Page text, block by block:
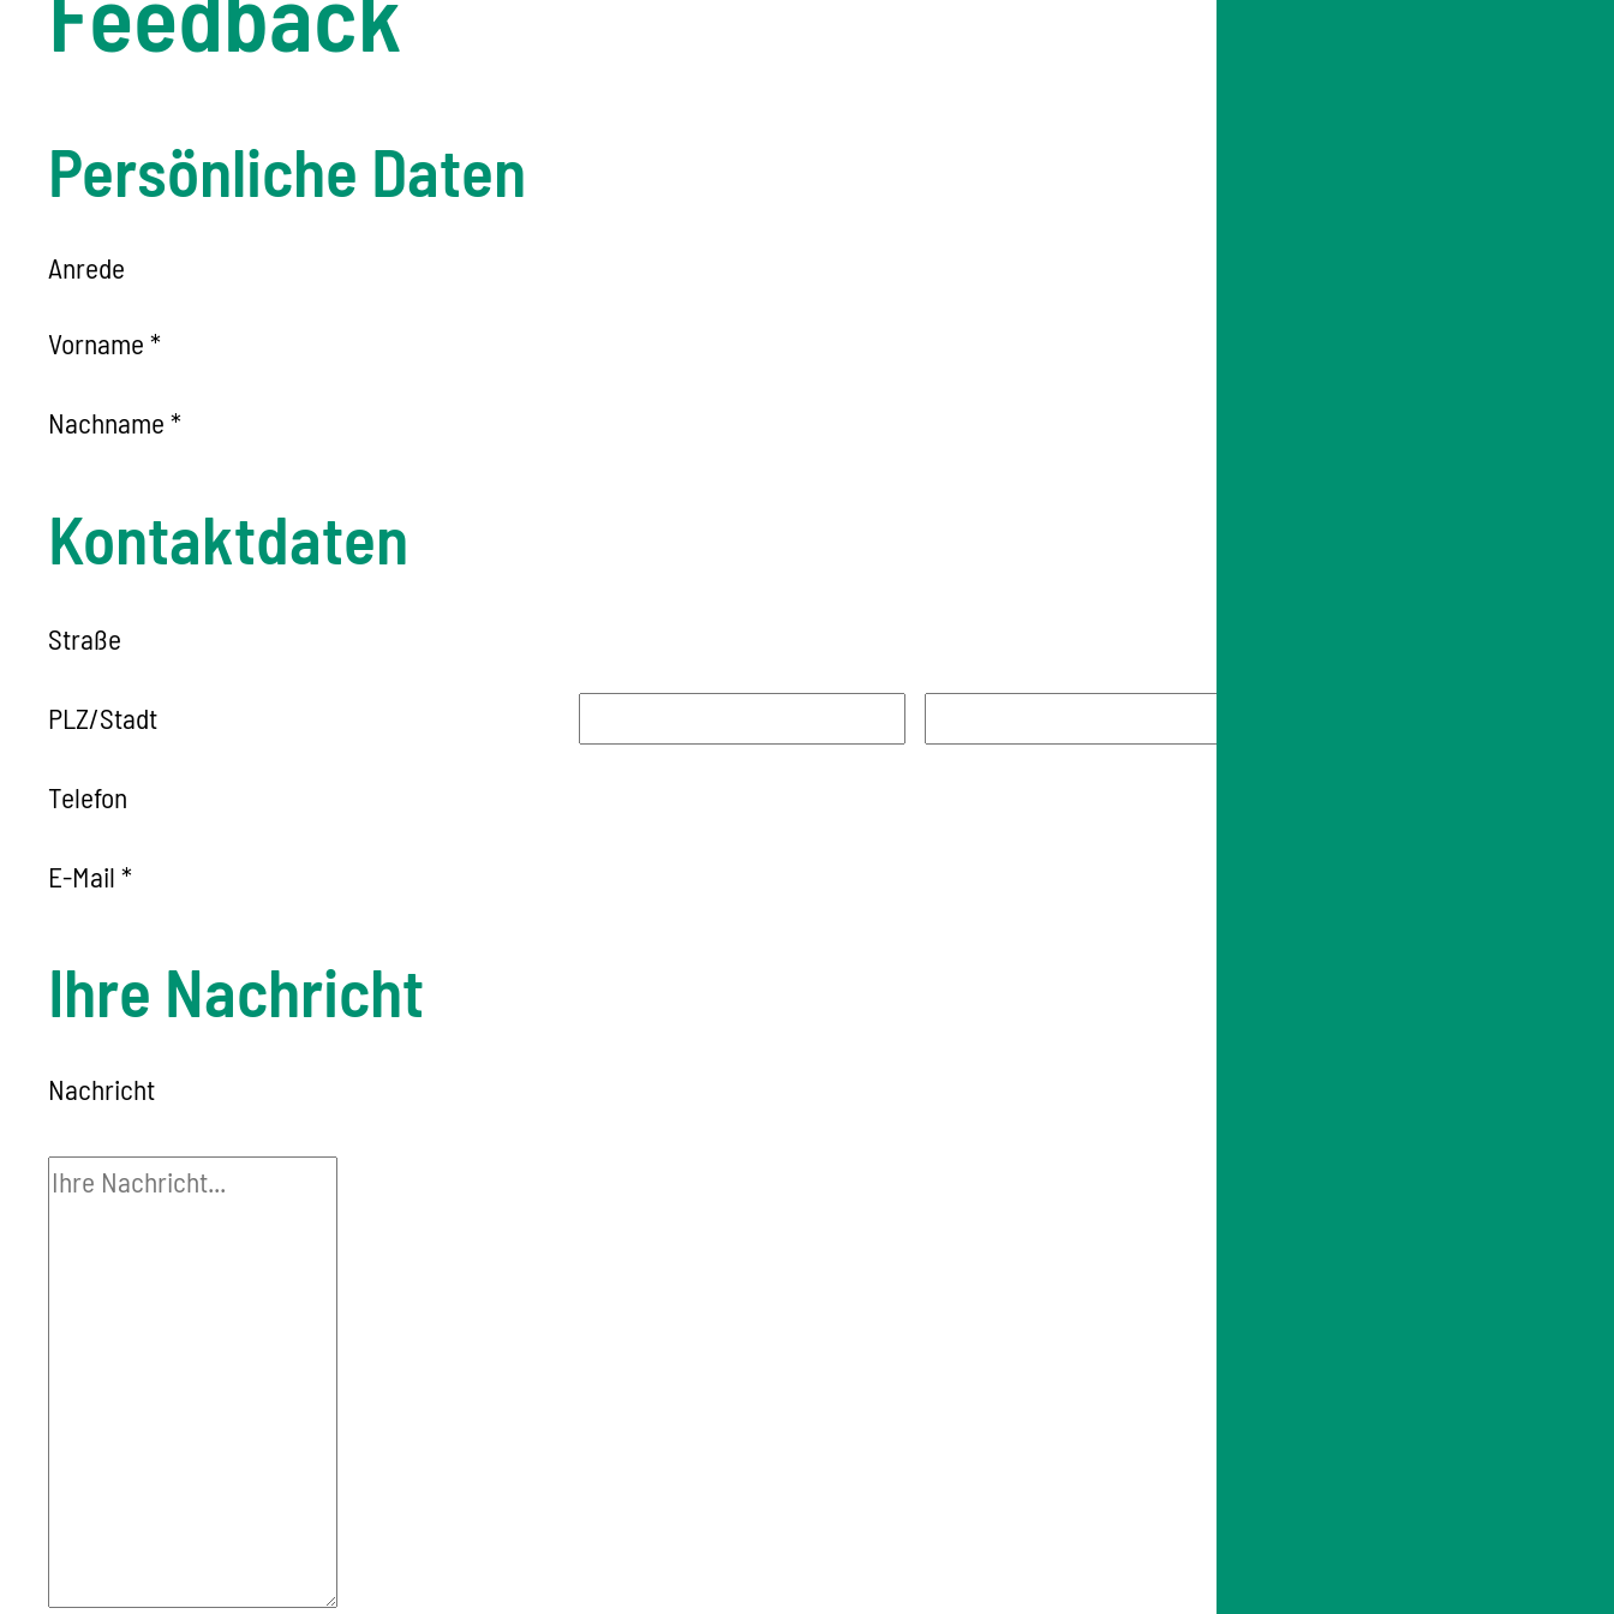
Persönliche Daten
Anrede
Vorname *
Nachname *
Kontaktdaten
Straße
PLZ/Stadt
Telefon
E-Mail *
Ihre Nachricht
Nachricht